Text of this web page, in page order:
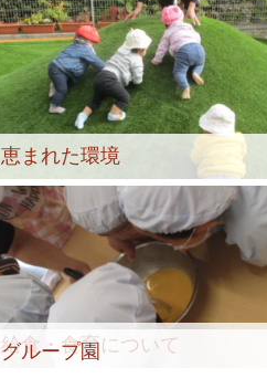
恵まれた環境
給食・食育について
グループ園